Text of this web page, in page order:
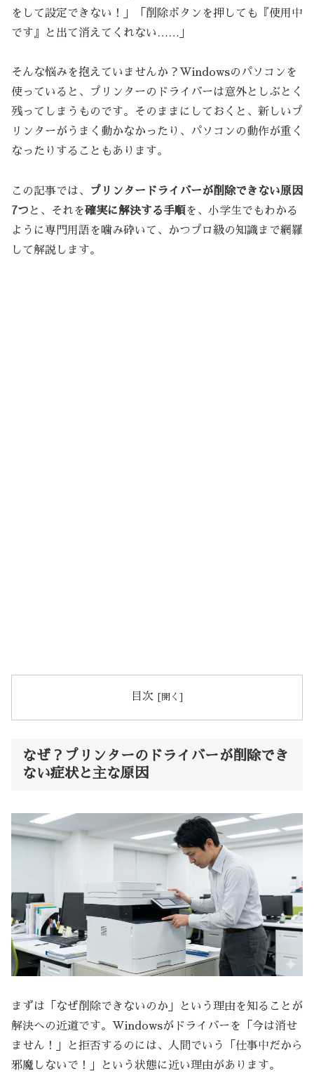
をして設定できない！」「削除ボタンを押しても『使用中
です』と出て消えてくれない……」
そんな悩みを抱えていませんか？Windowsのパソコンを
使っていると、プリンターのドライバーは意外としぶとく
残ってしまうものです。そのままにしておくと、新しいプ
リンターがうまく動かなかったり、パソコンの動作が重く
なったりすることもあります。
この記事では、
プリンタードライバーが削除できない原因
7つ と、それを確実に解決する手順 を、小学生でもわかる
ように専門用語を噛み砕いて、かつプロ級の知識まで網羅
して解説します。
目次
なぜ？プリンターのドライバーが削除でき
ない症状と主な原因
まずは「なぜ削除できないのか」という理由を知ることが
解決への近道です。Windowsがドライバーを「今は消せ
ません！」と拒否するのには、人間でいう「仕事中だから
邪魔しないで！」という状態に近い理由があります。